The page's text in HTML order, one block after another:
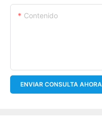
Contenido
ENVIAR CONSULTA AHORA